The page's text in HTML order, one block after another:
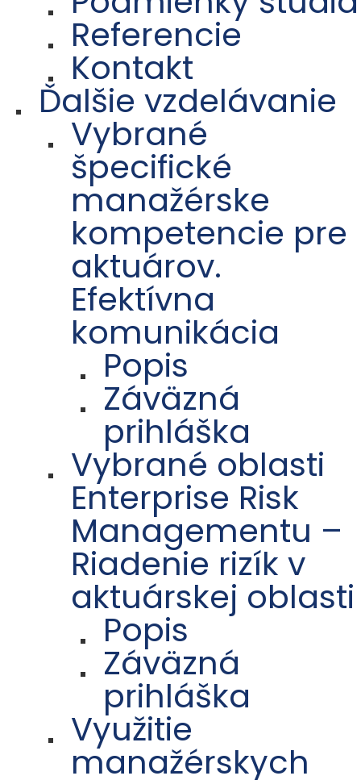
Referencie
Kontakt
Ďalšie vzdelávanie
Vybrané
špecifické
manažérske
kompetencie pre
aktuárov.
Efektívna
komunikácia
Popis
Záväzná
prihláška
Vybrané oblasti
Enterprise Risk
Managementu –
Riadenie rizík v
aktuárskej oblasti
Popis
Záväzná
prihláška
Využitie
manažérskych